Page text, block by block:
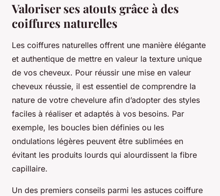
Valoriser ses atouts grâce à des
coiffures naturelles
Les coiffures naturelles offrent une manière élégante
et authentique de mettre en valeur la texture unique
de vos cheveux. Pour réussir une mise en valeur
cheveux réussie, il est essentiel de comprendre la
nature de votre chevelure afin d’adopter des styles
faciles à réaliser et adaptés à vos besoins. Par
exemple, les boucles bien définies ou les
ondulations légères peuvent être sublimées en
évitant les produits lourds qui alourdissent la fibre
capillaire.
Un des premiers conseils parmi les astuces coiffure